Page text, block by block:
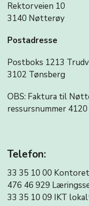
Rektorveien 10
3140 Nøtterøy
Postadresse
Postboks 1213
3102 Tønsberg
OBS: Faktura til
ressursnummer 4120
Telefon:
33 35 10 00 Kontoret
476 46 929
33 35 10 09 IKT